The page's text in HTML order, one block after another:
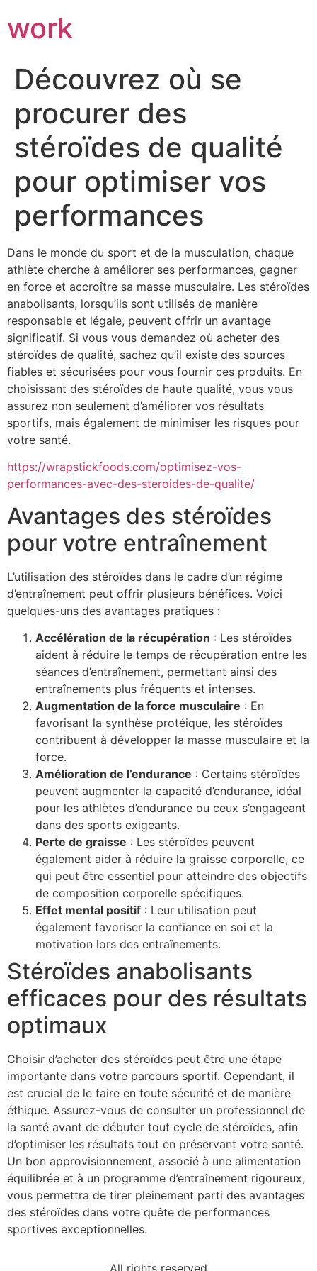
work
Découvrez où se
procurer des
stéroïdes de qualité
pour optimiser vos
performances
Dans le monde du sport et de la musculation, chaque
athlète cherche à améliorer ses performances, gagner
en force et accroître sa masse musculaire. Les stéroïdes
anabolisants, lorsqu’ils sont utilisés de manière
responsable et légale, peuvent offrir un avantage
significatif. Si vous vous demandez où acheter des
stéroïdes de qualité, sachez qu’il existe des sources
fiables et sécurisées pour vous fournir ces produits. En
choisissant des stéroïdes de haute qualité, vous vous
assurez non seulement d’améliorer vos résultats
sportifs, mais également de minimiser les risques pour
votre santé.
https://wrapstickfoods.com/optimisez-vos-
performances-avec-des-steroides-de-qualite/
Avantages des stéroïdes
pour votre entraînement
L’utilisation des stéroïdes dans le cadre d’un régime
d’entraînement peut offrir plusieurs bénéfices. Voici
quelques-uns des avantages pratiques :
Accélération de la récupération : Les stéroïdes
aident à réduire le temps de récupération entre les
séances d’entraînement, permettant ainsi des
entraînements plus fréquents et intenses.
Augmentation de la force musculaire : En
favorisant la synthèse protéique, les stéroïdes
contribuent à développer la masse musculaire et la
force.
Amélioration de l’endurance : Certains stéroïdes
peuvent augmenter la capacité d’endurance, idéal
pour les athlètes d’endurance ou ceux s’engageant
dans des sports exigeants.
Perte de graisse : Les stéroïdes peuvent
également aider à réduire la graisse corporelle, ce
qui peut être essentiel pour atteindre des objectifs
de composition corporelle spécifiques.
Effet mental positif : Leur utilisation peut
également favoriser la confiance en soi et la
motivation lors des entraînements.
Stéroïdes anabolisants
efficaces pour des résultats
optimaux
Choisir d’acheter des stéroïdes peut être une étape
importante dans votre parcours sportif. Cependant, il
est crucial de le faire en toute sécurité et de manière
éthique. Assurez-vous de consulter un professionnel de
la santé avant de débuter tout cycle de stéroïdes, afin
d’optimiser les résultats tout en préservant votre santé.
Un bon approvisionnement, associé à une alimentation
équilibrée et à un programme d’entraînement rigoureux,
vous permettra de tirer pleinement parti des avantages
des stéroïdes dans votre quête de performances
sportives exceptionnelles.
All rights reserved